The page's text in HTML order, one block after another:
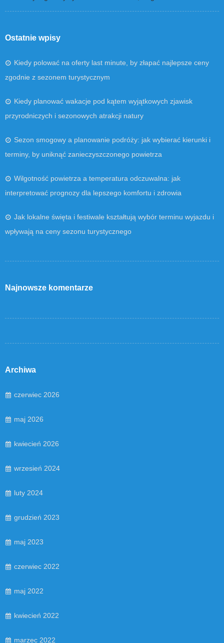
Ostatnie wpisy
Kiedy polować na oferty last minute, by złapać najlepsze ceny
zgodnie z sezonem turystycznym
Kiedy planować wakacje pod kątem wyjątkowych zjawisk
przyrodniczych i sezonowych atrakcji natury
Sezon smogowy a planowanie podróży: jak wybierać kierunki i
terminy, by uniknąć zanieczyszczonego powietrza
Wilgotność powietrza a temperatura odczuwalna: jak
interpretować prognozy dla lepszego komfortu i zdrowia
Jak lokalne święta i festiwale kształtują wybór terminu wyjazdu i
wpływają na ceny sezonu turystycznego
Najnowsze komentarze
Archiwa
czerwiec 2026
maj 2026
kwiecień 2026
wrzesień 2024
luty 2024
grudzień 2023
maj 2023
czerwiec 2022
maj 2022
kwiecień 2022
marzec 2022